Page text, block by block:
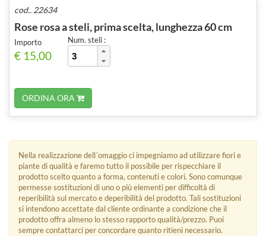
cod.. 22634
Rose rosa a steli, prima scelta, lunghezza 60 cm
Importo
€ 15,00
Num. steli :
ORDINA ORA
Nella realizzazione dell´omaggio ci impegniamo ad utilizzare fiori e
piante di qualità e faremo tutto il possibile per rispecchiare il
prodotto scelto quanto a forma, contenuti e colori. Sono comunque
permesse sostituzioni di uno o più elementi per difficoltà di
reperibilità sul mercato e deperibilità del prodotto. Tali sostituzioni
si intendono accettate dal cliente ordinante a condizione che il
prodotto offra almeno lo stesso rapporto qualità/prezzo. Puoi
sempre contattarci per concordare quanto ritieni necessario.